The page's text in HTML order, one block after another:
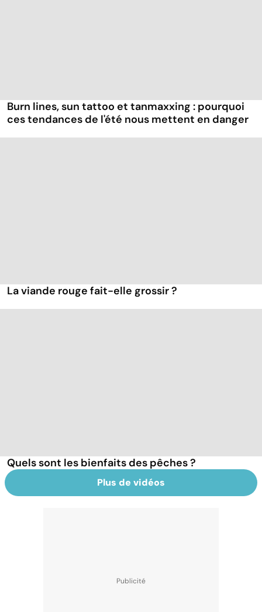
Burn lines, sun tattoo et tanmaxxing : pourquoi
ces tendances de l'été nous mettent en danger
La viande rouge fait-elle grossir ?
Quels sont les bienfaits des pêches ?
Plus de vidéos